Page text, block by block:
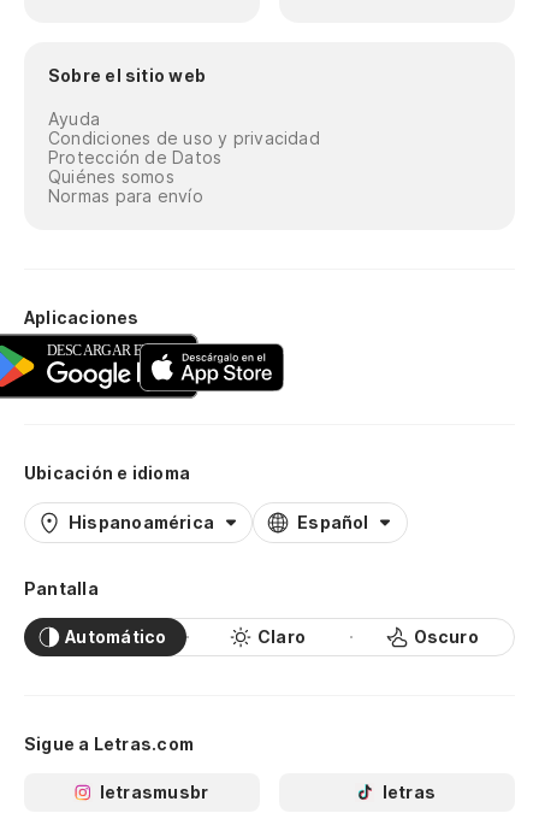
Sobre el sitio web
Ayuda
Condiciones de uso y privacidad
Protección de Datos
Quiénes somos
Normas para envío
Aplicaciones
Ubicación e idioma
Hispanoamérica Español
Pantalla
Automático Claro Oscuro
Sigue a Letras.com
letrasmusbr letras